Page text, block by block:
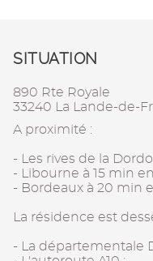
SITUATION
890 Rte Royale
33240 La Lande-de-
A proximité :
- Les rives de la
- Libourne à 15 min
- Bordeaux à 20 min
La résidence est
- La départementale